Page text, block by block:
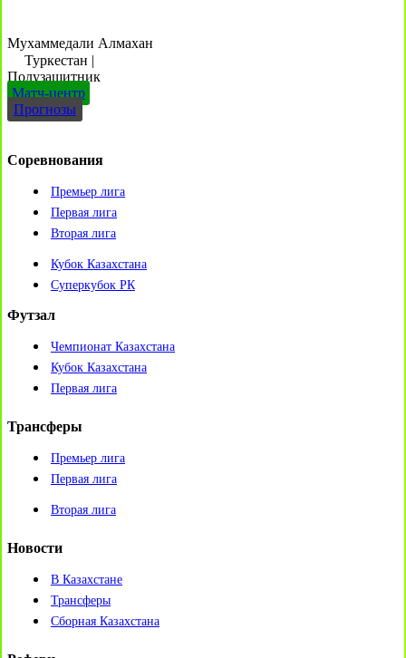
Мухаммедали Алмахан
Туркестан |
Полузащитник
Матч-центр
Прогнозы
Соревнования
Премьер лига
Первая лига
Вторая лига
Кубок Казахстана
Суперкубок РК
Футзал
Чемпионат Казахстана
Кубок Казахстана
Первая лига
Трансферы
Премьер лига
Первая лига
Вторая лига
Новости
В Казахстане
Трансферы
Сборная Казахстана